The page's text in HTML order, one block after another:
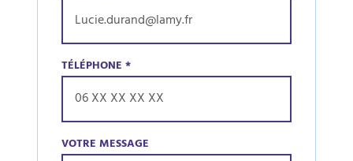
TÉLÉPHONE*
VOTRE MESSAGE